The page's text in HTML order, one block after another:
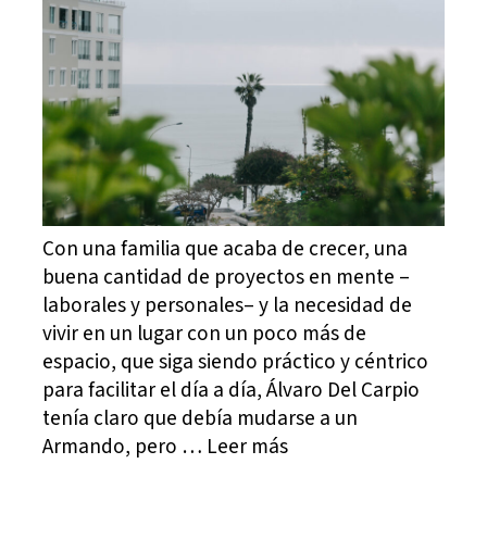
Con una familia que acaba de crecer, una
buena cantidad de proyectos en mente –
laborales y personales– y la necesidad de
vivir en un lugar con un poco más de
espacio, que siga siendo práctico y céntrico
para facilitar el día a día, Álvaro Del Carpio
tenía claro que debía mudarse a un
Armando, pero … Leer más